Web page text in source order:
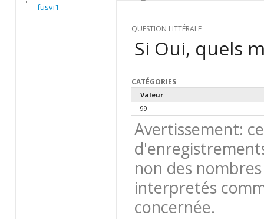
fusvi1_
QUESTION LITTÉRALE
Si Oui, quels
CATÉGORIES
Valeur
99
Avertissement:
non des
interpretés
concernée.